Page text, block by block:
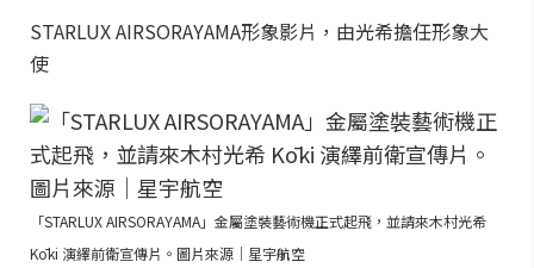
STARLUX AIRSORAYAMA形象影片，由光希擔任形象大
使
「STARLUX AIRSORAYAMA」金屬塗裝藝術機正式起飛，並請來木村光希
Kōki 演繹前衛宣傳片。圖片來源｜星宇航空